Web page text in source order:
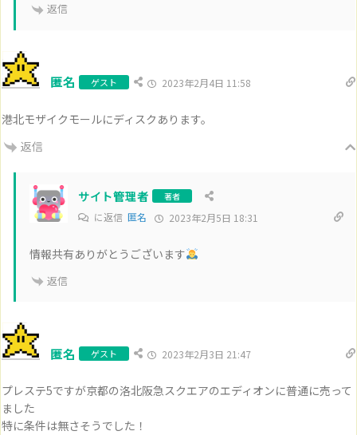
返信
匿名 ゲスト 2023年2月4日 11:58
港北モザイクモールにディスクあります。
返信
サイト管理者 著者
に返信 匿名 2023年2月5日 18:31
情報共有ありがとうございます
返信
匿名 ゲスト 2023年2月3日 21:47
プレステ5ですが京都の洛北阪急スクエアのエディオンに普通に売って
ました
特に条件は無さそうでした！